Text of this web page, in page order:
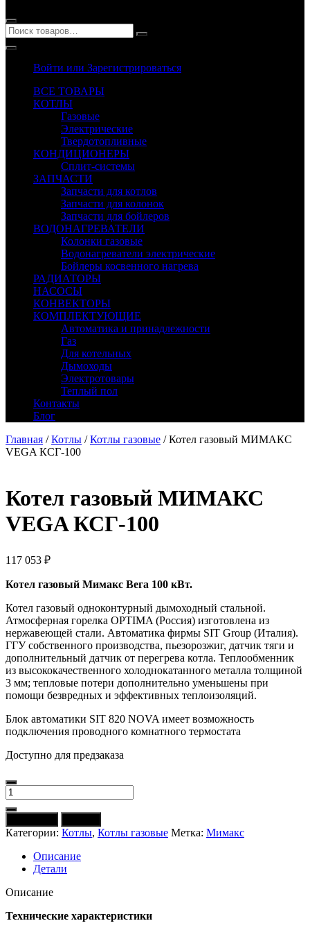
Войти или Зарегистрироваться
ВСЕ ТОВАРЫ
КОТЛЫ
Газовые
Электрические
Твердотопливные
КОНДИЦИОНЕРЫ
Сплит-системы
ЗАПЧАСТИ
Запчасти для котлов
Запчасти для колонок
Запчасти для бойлеров
ВОДОНАГРЕВАТЕЛИ
Колонки газовые
Водонагреватели электрические
Бойлеры косвенного нагрева
РАДИАТОРЫ
НАСОСЫ
КОНВЕКТОРЫ
КОМПЛЕКТУЮЩИЕ
Автоматика и принадлежности
Газ
Для котельных
Дымоходы
Электротовары
Теплый пол
Контакты
Блог
Главная /Котлы /Котлы газовые / Котел газовый МИМАКС
VEGA КСГ-100
Котел газовый МИМАКС
VEGA КСГ-100
117 053 ₽
Котел газовый Мимакс Вега 100 кВт.
Котел газовый одноконтурный дымоходный стальной.
Атмосферная горелка OPTIMA (Россия) изготовлена из
нержавеющей стали. Автоматика фирмы SIT Group (Италия).
ГГУ собственного производства, пьезорозжиг, датчик тяги и
дополнительный датчик от перегрева котла. Теплообменник
из высококачественного холоднокатанного металла толщиной
3 мм; тепловые потери дополнительно уменьшены при
помощи безвредных и эффективных теплоизоляций.
Блок автоматики SIT 820 NOVA имеет возможность
подключения проводного комнатного термостата
Доступно для предзаказа
Количество
товара
Котел
газовый
МИМАКС
VEGA
КСГ-100
Категории: Котлы, Котлы газовые Метка: Мимакс
Описание
Детали
Описание
Технические характеристики